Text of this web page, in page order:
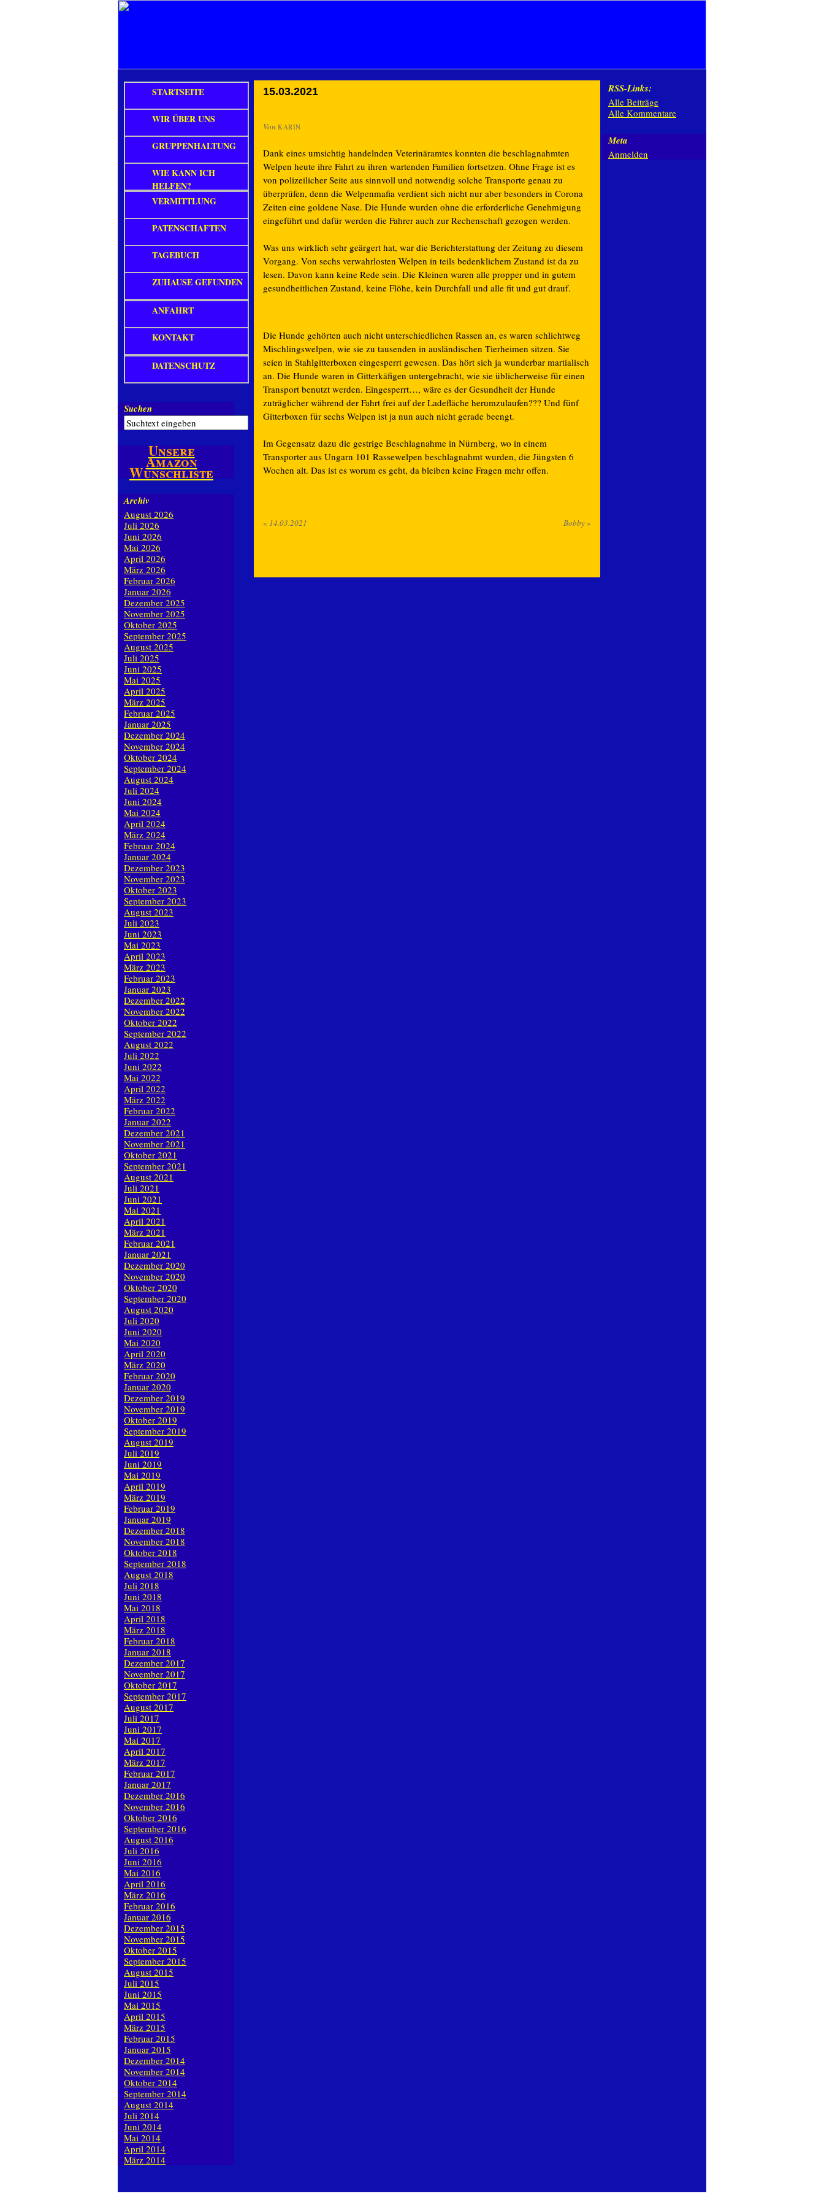
15.03.2021
Von KARIN
Dank eines umsichtig handelnden Veterinäramtes konnten die beschlagnahmten
Welpen heute ihre Fahrt zu ihren wartenden Familien fortsetzen. Ohne Frage ist es
von polizeilicher Seite aus sinnvoll und notwendig solche Transporte genau zu
überprüfen, denn die Welpenmafia verdient sich nicht nur aber besonders in Corona
Zeiten eine goldene Nase. Die Hunde wurden ohne die erforderliche Genehmigung
eingeführt und dafür werden die Fahrer auch zur Rechenschaft gezogen werden.
Was uns wirklich sehr geärgert hat, war die Berichterstattung der Zeitung zu diesem
Vorgang. Von sechs verwahrlosten Welpen in teils bedenklichem Zustand ist da zu
lesen. Davon kann keine Rede sein. Die Kleinen waren alle propper und in gutem
gesundheitlichen Zustand, keine Flöhe, kein Durchfall und alle fit und gut drauf.
Die Hunde gehörten auch nicht unterschiedlichen Rassen an, es waren schlichtweg
Mischlingswelpen, wie sie zu tausenden in ausländischen Tierheimen sitzen. Sie
seien in Stahlgitterboxen eingesperrt gewesen. Das hört sich ja wunderbar martialisch
an. Die Hunde waren in Gitterkäfigen untergebracht, wie sie üblicherweise für einen
Transport benutzt werden. Eingesperrt…, wäre es der Gesundheit der Hunde
zuträglicher während der Fahrt frei auf der Ladefläche herumzulaufen??? Und fünf
Gitterboxen für sechs Welpen ist ja nun auch nicht gerade beengt.
Im Gegensatz dazu die gestrige Beschlagnahme in Nürnberg, wo in einem
Transporter aus Ungarn 101 Rassewelpen beschlagnahmt wurden, die Jüngsten 6
Wochen alt. Das ist es worum es geht, da bleiben keine Fragen mehr offen.
« 14.03.2021 Bobby»
STARTSEITE
WIR ÜBER UNS
GRUPPENHALTUNG
WIE KANN ICH
HELFEN?
VERMITTLUNG
PATENSCHAFTEN
TAGEBUCH
ZUHAUSE GEFUNDEN
ANFAHRT
KONTAKT
DATENSCHUTZ
Suchen
Unsere
Amazon
Wunschliste
Archiv
August 2026
Juli 2026
Juni 2026
Mai 2026
April 2026
März 2026
Februar 2026
Januar 2026
Dezember 2025
November 2025
Oktober 2025
September 2025
August 2025
Juli 2025
Juni 2025
Mai 2025
April 2025
März 2025
Februar 2025
Januar 2025
Dezember 2024
November 2024
Oktober 2024
September 2024
August 2024
Juli 2024
Juni 2024
Mai 2024
April 2024
März 2024
Februar 2024
Januar 2024
Dezember 2023
November 2023
Oktober 2023
September 2023
August 2023
Juli 2023
Juni 2023
Mai 2023
April 2023
März 2023
Februar 2023
Januar 2023
Dezember 2022
November 2022
Oktober 2022
September 2022
August 2022
Juli 2022
Juni 2022
Mai 2022
April 2022
März 2022
Februar 2022
Januar 2022
Dezember 2021
November 2021
Oktober 2021
September 2021
August 2021
Juli 2021
Juni 2021
Mai 2021
April 2021
März 2021
Februar 2021
Januar 2021
Dezember 2020
November 2020
Oktober 2020
September 2020
August 2020
Juli 2020
Juni 2020
Mai 2020
April 2020
März 2020
Februar 2020
Januar 2020
Dezember 2019
November 2019
Oktober 2019
September 2019
August 2019
Juli 2019
Juni 2019
Mai 2019
April 2019
März 2019
Februar 2019
Januar 2019
Dezember 2018
November 2018
Oktober 2018
September 2018
August 2018
Juli 2018
Juni 2018
Mai 2018
April 2018
März 2018
Februar 2018
Januar 2018
Dezember 2017
November 2017
Oktober 2017
September 2017
August 2017
Juli 2017
Juni 2017
Mai 2017
April 2017
März 2017
Februar 2017
Januar 2017
Dezember 2016
November 2016
Oktober 2016
September 2016
August 2016
Juli 2016
Juni 2016
Mai 2016
April 2016
März 2016
Februar 2016
Januar 2016
Dezember 2015
November 2015
Oktober 2015
September 2015
August 2015
Juli 2015
Juni 2015
Mai 2015
April 2015
März 2015
Februar 2015
Januar 2015
Dezember 2014
November 2014
Oktober 2014
September 2014
August 2014
Juli 2014
Juni 2014
Mai 2014
April 2014
März 2014
RSS-Links:
Alle Beiträge
Alle Kommentare
Meta
Anmelden